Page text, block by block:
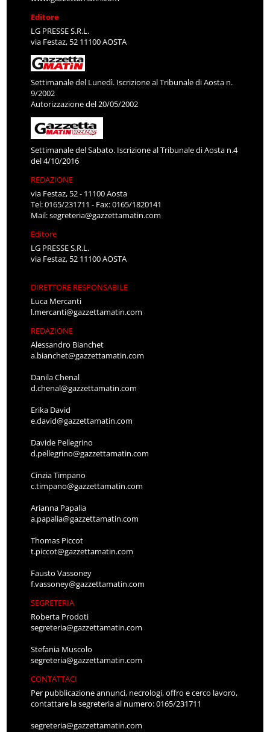
Editore
LG PRESSE S.R.L.
via Festaz, 52 11100 AOSTA
Settimanale del Lunedì. Iscrizione al Tribunale di Aosta n.
9/2002
Autorizzazione del 20/05/2002
Settimanale del Sabato. Iscrizione al Tribunale di Aosta n.4
del 4/10/2016
REDAZIONE
via Festaz, 52 - 11100 Aosta
Tel: 0165/231711 - Fax: 0165/1820141
Mail:segreteria@gazzettamatin.com
Editore
LG PRESSE S.R.L.
via Festaz, 52 11100 AOSTA
DIRETTORE RESPONSABILE
Luca Mercanti
l.mercanti@gazzettamatin.com
REDAZIONE
Alessandro Bianchet
a.bianchet@gazzettamatin.com
Danila Chenal
d.chenal@gazzettamatin.com
Erika David
e.david@gazzettamatin.com
Davide Pellegrino
d.pellegrino@gazzettamatin.com
Cinzia Timpano
c.timpano@gazzettamatin.com
Arianna Papalia
a.papalia@gazzettamatin.com
Thomas Piccot
t.piccot@gazzettamatin.com
Fausto Vassoney
f.vassoney@gazzettamatin.com
SEGRETERIA
Roberta Prodoti
segreteria@gazzettamatin.com
Stefania Muscolo
segreteria@gazzettamatin.com
CONTATTACI
Per pubblicazione annunci, necrologi, offro e cerco lavoro,
contattare la segreteria al numero: 0165/231711
segreteria@gazzettamatin.com